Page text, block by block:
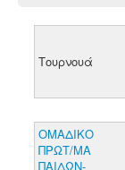
Τουρνουά
ΟΜΑΔΙΚΟ
ΠΡΩΤ/ΜΑ
ΠΑΙΔΩΝ-